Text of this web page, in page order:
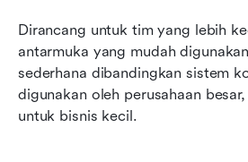
Dirancang untuk tim yang lebih
antarmuka yang mudah
sederhana dibandingkan sistem
digunakan oleh perusahaan
untuk bisnis kecil.